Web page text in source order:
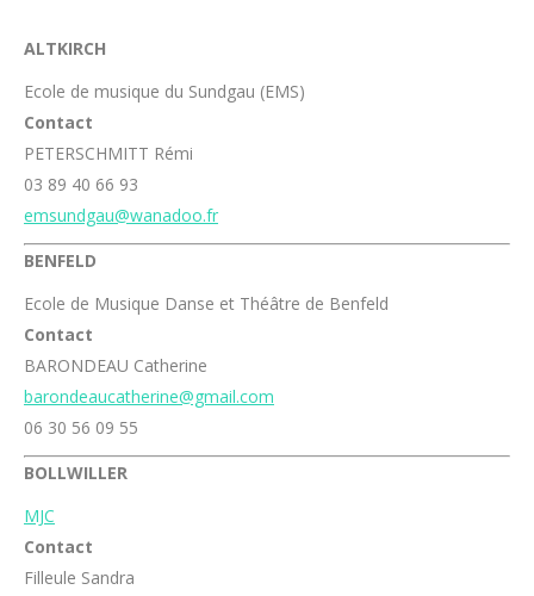
ALTKIRCH
Ecole de musique du Sundgau (EMS)
Contact
PETERSCHMITT Rémi
03 89 40 66 93
emsundgau@wanadoo.fr
BENFELD
Ecole de Musique Danse et Théâtre de Benfeld
Contact
BARONDEAU Catherine
barondeaucatherine@gmail.com
06 30 56 09 55
BOLLWILLER
MJC
Contact
Filleule Sandra